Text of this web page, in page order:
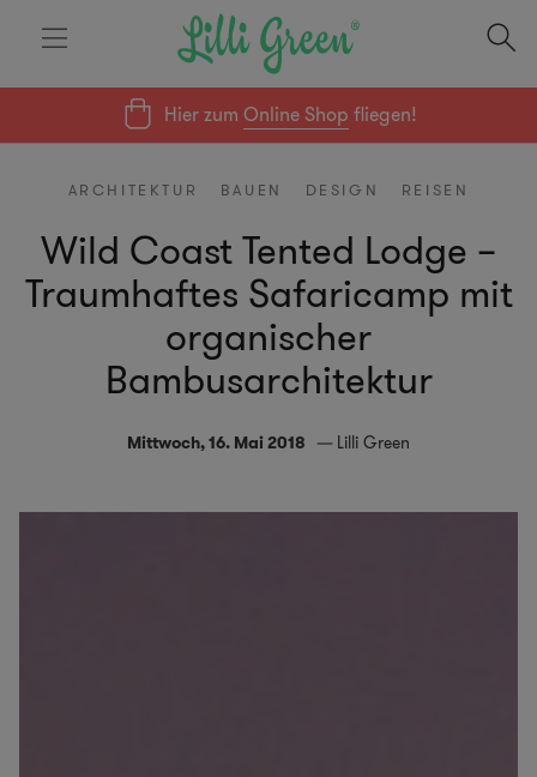
Hier zumOnline Shop fliegen!
ARCHITEKTUR BAUEN DESIGN REISEN
Wild Coast Tented Lodge –
Traumhaftes Safaricamp mit
organischer
Bambusarchitektur
Mittwoch, 16. Mai 2018 Lilli Green